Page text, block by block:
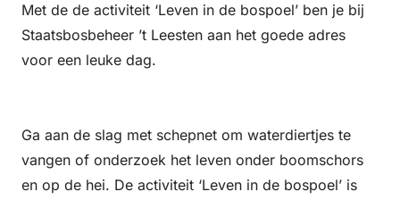
Met de de activiteit ‘Leven in de bospoel’ ben je bij
Staatsbosbeheer ’t Leesten aan het goede adres
voor een leuke dag.
Ga aan de slag met schepnet om waterdiertjes te
vangen of onderzoek het leven onder boomschors
en op de hei. De activiteit ‘Leven in de bospoel’ is